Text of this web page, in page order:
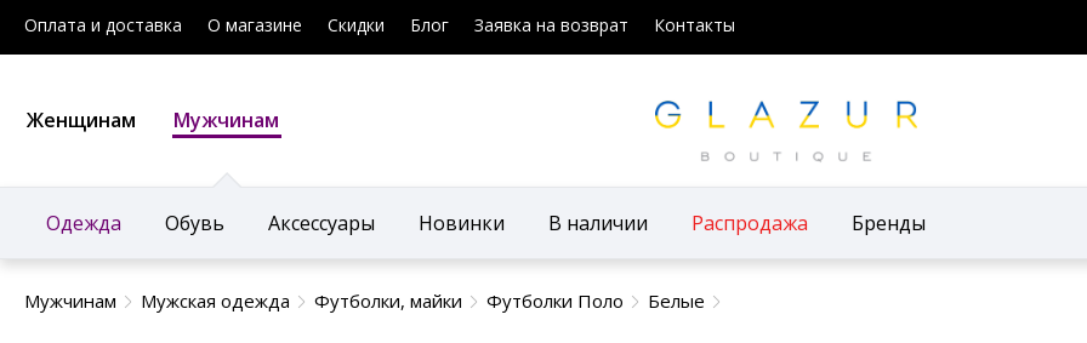
Оплата и доставка О магазине Скидки Блог Заявка на возврат Контакты
Женщинам Мужчинам
Одежда Обувь Аксессуары Новинки В наличии Распродажа Бренды
Мужчинам Мужская одежда Футболки, майки Футболки Поло Белые